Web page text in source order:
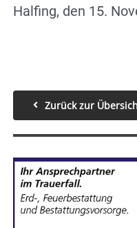
Halfing, den 15.
Zurück zur